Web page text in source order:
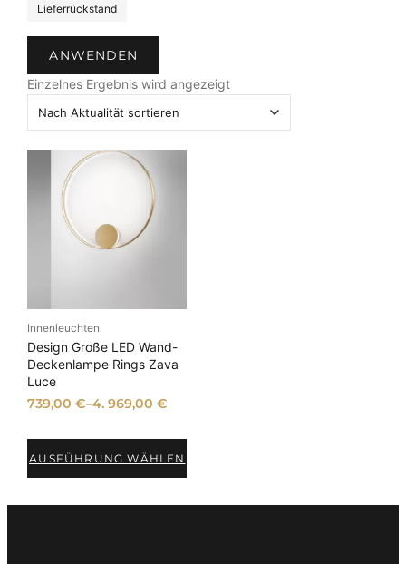
u
Lieferrückstand
ANWENDEN
Einzelnes Ergebnis wird angezeigt
Innenleuchten
Design Große LED Wand-
Deckenlampe Rings Zava
Luce
739,00€–4. 969,00€
AUSFÜHRUNG WÄHLEN